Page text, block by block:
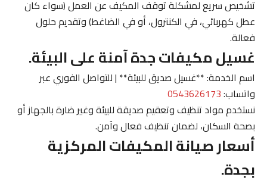
تشخيص سريع لمشكلة توقف المكيف عن العمل (سواء كان
عطل كهربائي، في الكنترول، أو في الضاغط) وتقديم حلول
فعالة.
غسيل مكيفات جدة آمنة على البيئة.
اسم الخدمة: **غسيل صديق للبيئة** | للتواصل الفوري عبر
واتساب:0543626173
نستخدم مواد تنظيف وتعقيم صديقة للبيئة وغير ضارة بالجهاز أو
بصحة السكان، لضمان تنظيف فعال وآمن.
أسعار صيانة المكيفات المركزية
بجدة.